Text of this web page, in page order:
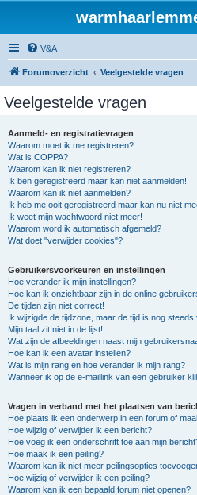
V&A
Forumoverzicht Veelgestelde vragen
Veelgestelde vragen
Aanmeld- en registratievragen
Waarom moet ik me registreren?
Wat is COPPA?
Waarom kan ik niet registreren?
Ik ben geregistreerd maar kan niet aanmelden!
Waarom kan ik niet aanmelden?
Ik heb me ooit geregistreerd maar kan nu niet
Ik weet mijn wachtwoord niet meer!
Waarom word ik automatisch afgemeld?
Wat doet "verwijder cookies"?
Gebruikersvoorkeuren en instellingen
Hoe verander ik mijn instellingen?
Hoe kan ik onzichtbaar zijn in de online
De tijden zijn niet correct!
Ik wijzigde de tijdzone, maar de tijd is nog steeds
Mijn taal zit niet in de lijst!
Wat zijn de afbeeldingen naast mijn
Hoe kan ik een avatar instellen?
Wat is mijn rang en hoe verander ik mijn rang?
Wanneer ik op de e-maillink van een gebruiker
Vragen in verband met het plaatsen van
Hoe plaats ik een onderwerp in een forum of
Hoe wijzig of verwijder ik een bericht?
Hoe voeg ik een onderschrift toe aan mijn
Hoe maak ik een peiling?
Waarom kan ik niet meer peilingsopties
Hoe wijzig of verwijder ik een peiling?
Waarom kan ik een bepaald forum niet openen?